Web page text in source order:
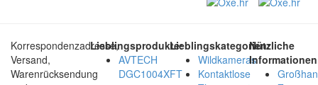
Korrespondenzadresse,
Versand,
Warenrücksendung
Lieblingsprodukte:
AVTECH
DGC1004XFT
Lieblingskategorien:
Wildkameras
Kontaktlose
Nützliche